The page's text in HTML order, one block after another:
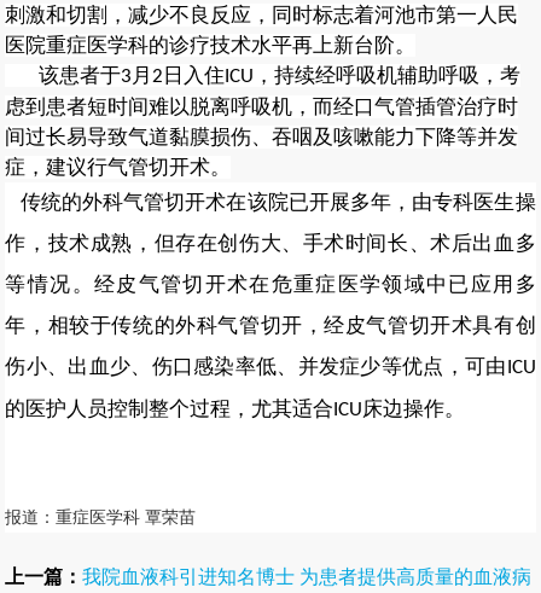
刺激和切割，减少不良反应，同时标志着河池市第一人民
医院重症医学科的诊疗技术水平再上新台阶。
该患者于3 月2 日 入住 ICU ，持续经呼吸机辅助呼吸，考
虑到患者短时间难以脱离呼吸机，而经口气管插管治疗时
间过长易导致气道黏膜损伤、吞咽及咳嗽能力下降等并发
症，建议行气管切开术。
传统的外科气管切开术在该院已开展多年，由专科医生操
作，技术成熟，但存在创伤大、手术时间长、术后出血多
等情况。经皮气管切开术在危重症医学领域中已应用多
年，相较于传统的外科气管切开，经皮气管切开术具有创
伤小、出血少、伤口感染率低、并发症少等优点， 可由 ICU
的医护人员控制整个过程， 尤其适合 ICU床边操作。
报道：重症医学科 覃荣苗
上一篇：我院血液科引进知名博士 为患者提供高质量的血液病